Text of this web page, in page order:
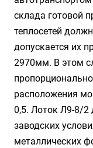
склада готовой
теплосетей
допускается их
2970мм. В этом
расположения
0,5. Лоток Л9-8/
заводских
металлических